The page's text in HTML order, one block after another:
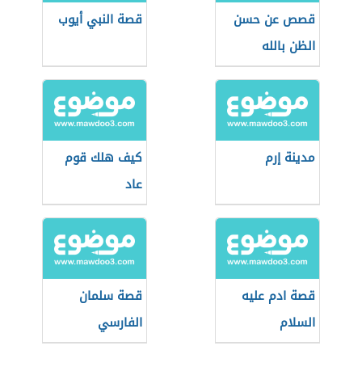
قصص عن حسن
الظن بالله
قصة النبي أيوب
مدينة إرم
كيف هلك قوم
عاد
قصة ادم عليه
السلام
قصة سلمان
الفارسي